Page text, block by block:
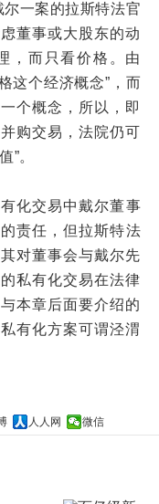
尔一案的拉斯特法官
董事或大股东的动
，而只看价格。由
这个经济概念”，而
个概念，所以，即
购交易，法院仍可
”。
化交易中戴尔董事
责任，但拉斯特法
对董事会与戴尔先
私有化交易在法律
本章后面要介绍的
有化方案可谓泾渭
人人网 微信